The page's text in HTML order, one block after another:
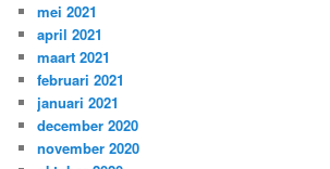
mei 2021
april 2021
maart 2021
februari 2021
januari 2021
december 2020
november 2020